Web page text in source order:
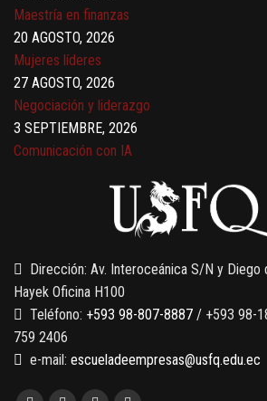
Maestría en finanzas
20 AGOSTO, 2026
Mujeres líderes
27 AGOSTO, 2026
Negociación y liderazgo
3 SEPTIEMBRE, 2026
Comunicación con IA
Gobernanza de datos
13 AGOSTO, 2026
Finanzas para no financieros
Dirección: Av. Interoceánica S/N y Diego
Hayek Oficina H100
Teléfono: +593 98-807-8887 / +593 98-
759 2406
e-mail: escueladeempresas@usfq.edu.ec